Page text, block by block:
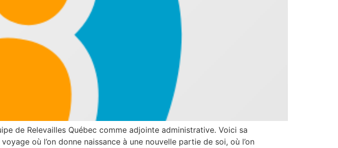
de Relevailles Québec comme adjointe administrative. Voici sa
où l’on donne naissance à une nouvelle partie de soi, où l’on